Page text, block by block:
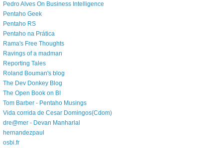
Pedro Alves On Business Intelligence
Pentaho Geek
Pentaho RS
Pentaho na Prática
Rama's Free Thoughts
Ravings of a madman
Reporting Tales
Roland Bouman's blog
The Dev Donkey Blog
The Open Book on BI
Tom Barber - Pentaho Musings
Vida corrida de Cesar Domingos(Cdom)
dre@mer - Devan Manharlal
hernandezpaul
osbi.fr